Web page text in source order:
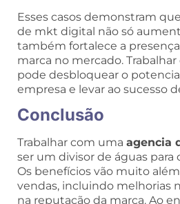
Esses casos demonstram
de mkt digital não só
também fortalece a
marca no mercado.
pode desbloquear o
empresa e levar ao sucesso
Conclusão
Trabalhar com uma agencia
ser um divisor de águas
Os benefícios vão muito
vendas, incluindo melhorias
na reputação da marca. Ao